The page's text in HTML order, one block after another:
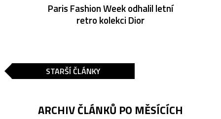
Paris Fashion Week odhalil letní
retro kolekci Dior
STARŠÍ ČLÁNKY
ARCHIV ČLÁNKŮ PO MĚSÍCÍCH